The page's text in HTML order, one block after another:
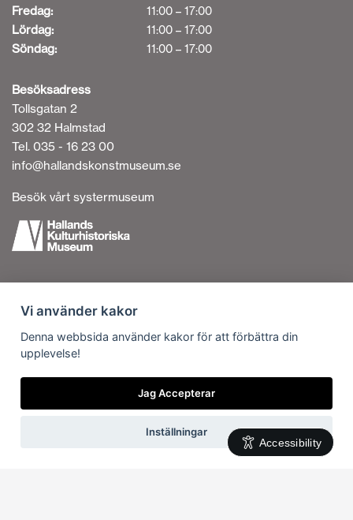
Fredag: 11:00 – 17:00
Lördag: 11:00 – 17:00
Söndag: 11:00 – 17:00
Besöksadress
Tollsgatan 2
302 32 Halmstad
Tel. 035 - 16 23 00
info@hallandskonstmuseum.se
Besök vårt systermuseum
Personuppgiftshantering
Om cookies
Kontakta oss
Vi är en del av
Accessibility
Vi använder kakor
Denna webbsida använder kakor för att förbättra din
upplevelse!
Jag Accepterar
Inställningar